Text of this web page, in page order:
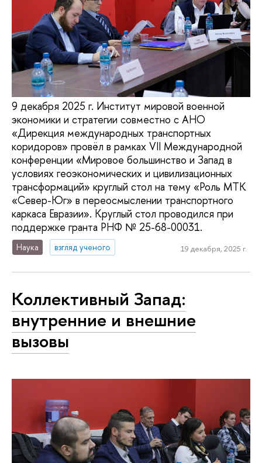
9 декабря 2025 г. Институт мировой военной
экономики и стратегии совместно с АНО
«Дирекция международных транспортных
коридоров» провёл в рамках VII Международной
конференции «Мировое большинство и Запад в
условиях геоэкономических и цивилизационных
трансформаций» круглый стол на тему «Роль МТК
«Север-Юг» в переосмыслении транспортного
каркаса Евразии». Круглый стол проводился при
поддержке гранта РНФ № 25-68-00031.
Наука взгляд ученого 19 декабря, 2025 г.
Коллективный Запад:
внутренние и внешние
вызовы